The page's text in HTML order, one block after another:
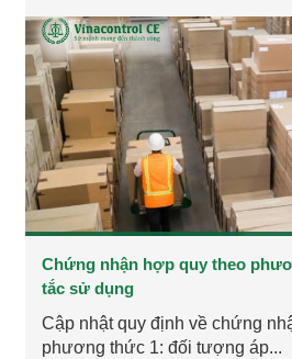
Chứng nhận hợp quy theo
tắc sử dụng
Cập nhật quy định về chứng
phương thức 1: đối tượng áp...